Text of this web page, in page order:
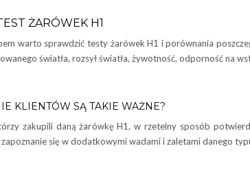
ŻARÓWEK H1
warto sprawdzić testy żarówek H1 i porównania
światła, rozsył światła, żywotność, odporność na
KLIENTÓW SĄ TAKIE WAŻNE?
zakupili daną żarówkę H1, w rzetelny sposób
się w dodatkowymi wadami i zaletami danego